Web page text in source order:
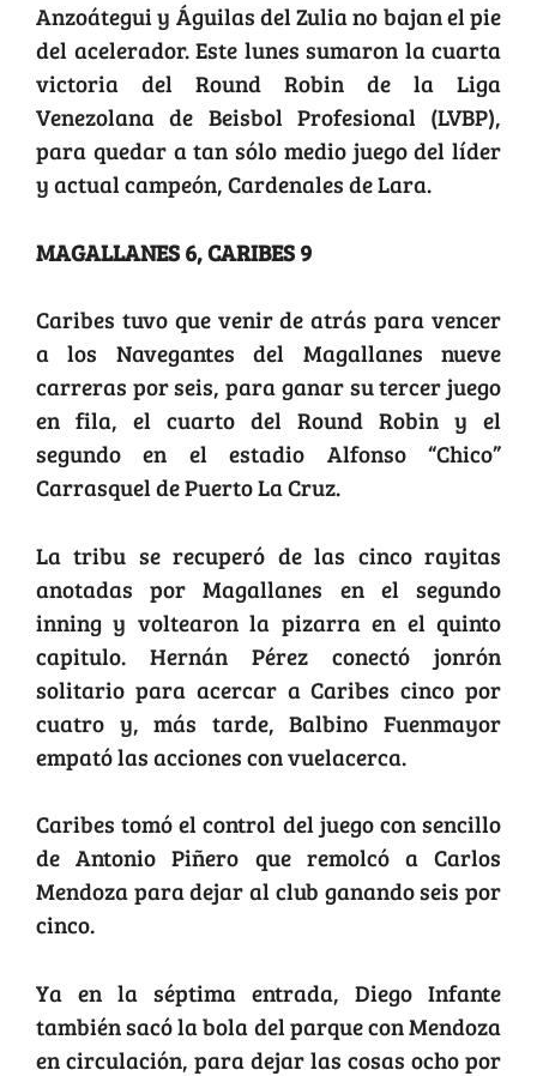
Anzoátegui y Águilas del Zulia no bajan el pie
del acelerador. Este lunes sumaron la cuarta
victoria del Round Robin de la Liga
Venezolana de Beisbol Profesional (LVBP),
para quedar a tan sólo medio juego del líder
y actual campeón, Cardenales de Lara.
MAGALLANES 6, CARIBES 9
Caribes tuvo que venir de atrás para vencer
a los Navegantes del Magallanes nueve
carreras por seis, para ganar su tercer juego
en fila, el cuarto del Round Robin y el
segundo en el estadio Alfonso “Chico”
Carrasquel de Puerto La Cruz.
La tribu se recuperó de las cinco rayitas
anotadas por Magallanes en el segundo
inning y voltearon la pizarra en el quinto
capitulo. Hernán Pérez conectó jonrón
solitario para acercar a Caribes cinco por
cuatro y, más tarde, Balbino Fuenmayor
empató las acciones con vuelacerca.
Caribes tomó el control del juego con sencillo
de Antonio Piñero que remolcó a Carlos
Mendoza para dejar al club ganando seis por
cinco.
Ya en la séptima entrada, Diego Infante
también sacó la bola del parque con Mendoza
en circulación, para dejar las cosas ocho por